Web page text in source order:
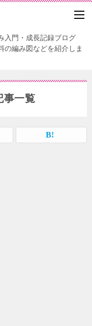
入門・成長記録ブログ
の編み図などを紹介しま
事一覧